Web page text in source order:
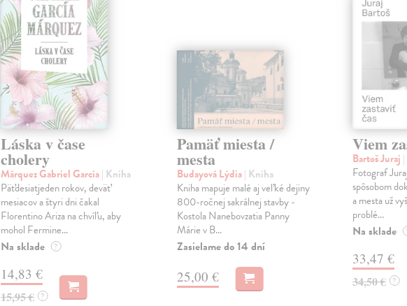
Láska v čase
cholery
Márquez Gabriel García| Kniha
Päťdesiatjeden rokov, deväť
mesiacov a štyri dni čakal
Florentino Ariza na chvíľu, aby
mohol Fermine...
Na sklade ?
14,83 €
15,95 € ?
Pamäť miesta /
mesta
Budayová Lýdia| Kniha
Kniha mapuje malé aj veľké dejiny
800-ročnej sakrálnej stavby -
Kostola Nanebovzatia Panny
Márie v B...
Zasielame do 14 dní
25,00 €
Viem
Bartoš Juraj
Fotograf
spôsobom
a mesta už
problé...
Na sklade
33,47 €
34,50 € ?